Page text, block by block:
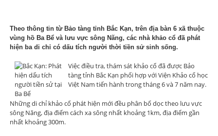
Theo thông tin từ Bảo tàng tỉnh Bắc Kạn, trên địa bàn 6 xã thuộc
vùng hồ Ba Bể và lưu vực sông Năng, các nhà khảo cổ đã phát
hiện ba di chỉ có dấu tích người thời tiền sử sinh sống.
Việc điều tra, thám sát khảo cổ đã được Bảo
tàng tỉnh Bắc Kạn phối hợp với Viện Khảo cổ học
Việt Nam tiến hành trong tháng 6 và 7 năm nay.
Những di chỉ khảo cổ phát hiện mới đều phân bố dọc theo lưu vực
sông Năng, địa điểm cách xa sông nhất khoảng 1km, địa điểm gần
nhất khoảng 300m.